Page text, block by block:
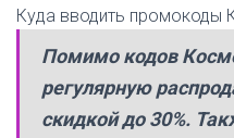
Куда вводить промокоды
Помимо кодов
регулярную
скидкой до 30%.